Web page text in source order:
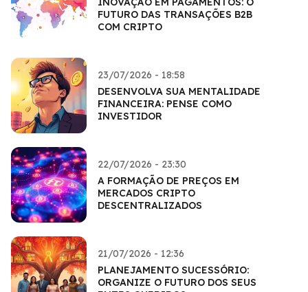
FUTURO DAS TRANSAÇÕES B2B
COM CRIPTO
23/07/2026 - 18:58
DESENVOLVA SUA MENTALIDADE
FINANCEIRA: PENSE COMO
INVESTIDOR
22/07/2026 - 23:30
A FORMAÇÃO DE PREÇOS EM
MERCADOS CRIPTO
DESCENTRALIZADOS
21/07/2026 - 12:36
PLANEJAMENTO SUCESSÓRIO:
ORGANIZE O FUTURO DOS SEUS